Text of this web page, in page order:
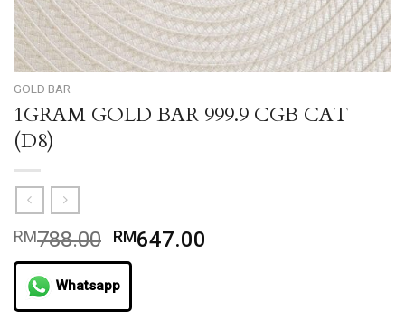
GOLD BAR
1GRAM GOLD BAR 999.9 CGB CAT
(D8)
RM788.00 Original
price
was:
RM788.00.
RM647.00
Whatsapp